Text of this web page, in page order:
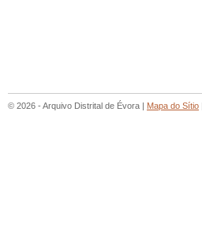
© 2026 - Arquivo Distrital de Évora | Mapa do Sítio